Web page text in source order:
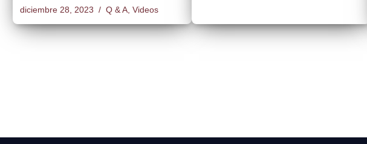
diciembre 28, 2023 Q & A Videos